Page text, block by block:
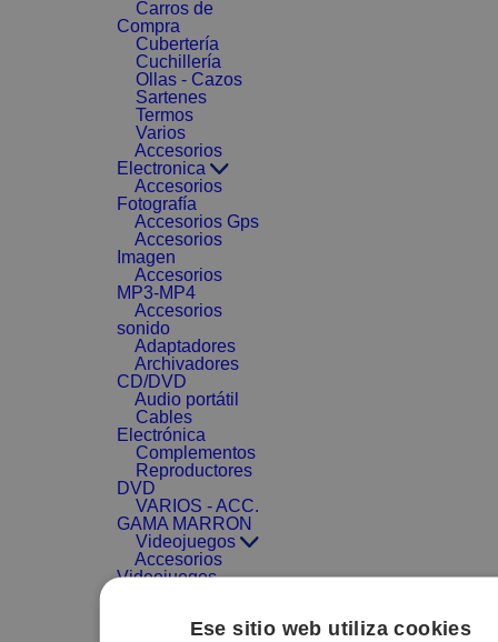
Carros de
Compra
Cubertería
Cuchillería
Ollas - Cazos
Sartenes
Termos
Varios
Accesorios
Electronica
Accesorios
Fotografía
Accesorios Gps
Accesorios
Imagen
Accesorios
MP3-MP4
Accesorios
sonido
Adaptadores
Archivadores
CD/DVD
Audio portátil
Cables
Electrónica
Complementos
Reproductores
DVD
VARIOS - ACC.
GAMA MARRON
Videojuegos
Accesorios
Videojuegos
VideojuegosEse sitio web utiliza cookies